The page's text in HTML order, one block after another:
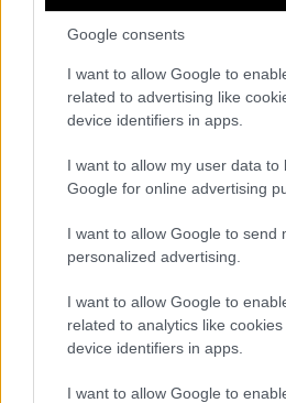
Google consents
I want to allow Google to
related to advertising like
device identifiers in apps.
I want to allow my user data to
Google for online advertising
I want to allow Google to send
personalized advertising.
I want to allow Google to
related to analytics like
device identifiers in apps.
I want to allow Google to
Διαβάστε επίσης
Η
ταινία – τομή